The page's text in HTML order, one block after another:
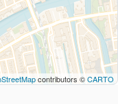
contributors ©CARTO